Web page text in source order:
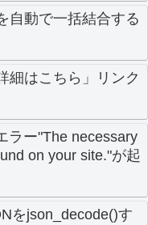
自動で一括結合する
細はこちら」リンク
ラー"The necessary
on your site."が起
をjson_decode()す